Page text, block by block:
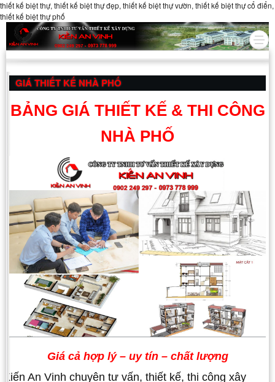
thiết kế biệt thự, thiết kế biệt thự đẹp, thiết kế biệt thự vườn, thiết kế biệt thự cổ điển,
thiết kế biệt thự phố
GIÁ THIẾT KẾ NHÀ PHỐ
BẢNG GIÁ THIẾT KẾ & THI CÔNG
NHÀ PHỐ
Giá cả hợp lý – uy tín – chất lượng
Kiến An Vinh chuyên tư vấn, thiết kế, thi công xây